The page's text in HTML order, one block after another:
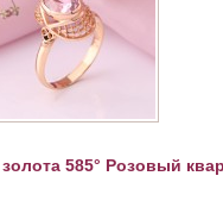
585° Розовый